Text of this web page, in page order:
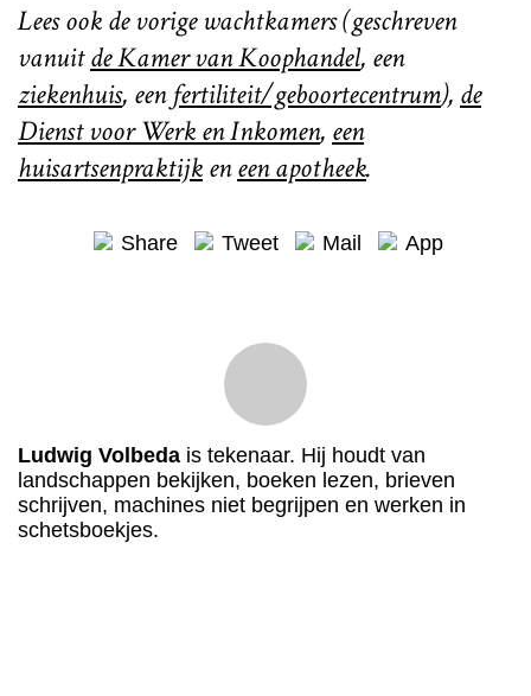
Lees ook de vorige wachtkamers (geschreven
vanuitde Kamer van Koophandel, een
ziekenhuis, eenfertiliteit/geboortecentrum), de
Dienst voor Werk en Inkomen, een
huisartsenpraktijkeneen apotheek.
Share Tweet Mail App
Ludwig Volbeda is tekenaar. Hij houdt van
landschappen bekijken, boeken lezen, brieven
schrijven, machines niet begrijpen en werken in
schetsboekjes.